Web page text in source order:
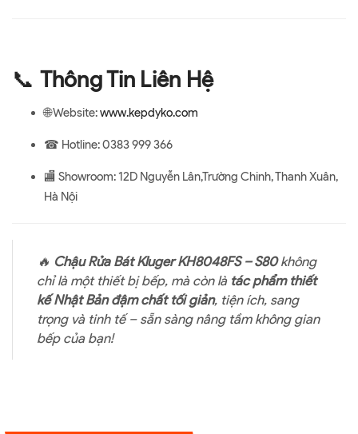
📞 Thông Tin Liên Hệ
🌐 Website:www.kepdyko.com
☎ Hotline: 0383 999 366
🏬 Showroom: 12D Nguyễn Lân,Trường Chinh, Thanh Xuân,
Hà Nội
🔥 Chậu Rửa Bát Kluger KH8048FS – S80không
chỉ là một thiết bị bếp, mà còn là tác phẩm thiết
kế Nhật Bản đậm chất tối giản, tiện ích, sang
trọng và tinh tế – sẵn sàng nâng tầm không gian
bếp của bạn!